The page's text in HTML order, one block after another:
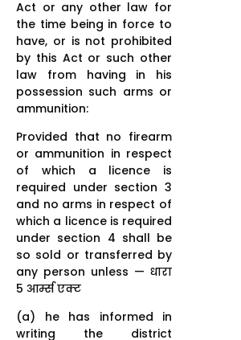
Act or any other law for
the time being in force to
have, or is not prohibited
by this Act or such other
law from having in his
possession such arms or
ammunition:
Provided that no firearm
or ammunition in respect
of which a licence is
required under section 3
and no arms in respect of
which a licence is required
under section 4 shall be
so sold or transferred by
any person unless — धारा
5 आर्म्स एक्ट
(a) he has informed in
writing the district